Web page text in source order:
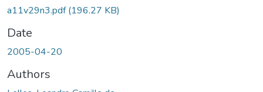
a11v29n3.pdf(196.27 KB)
Date
2005-04-20
Authors